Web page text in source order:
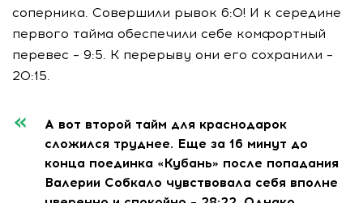
соперника. Совершили рывок 6:0! И к середине
первого тайма обеспечили себе комфортный
перевес – 9:5. К перерыву они его сохранили –
20:15.
А вот второй тайм для краснодарок
сложился труднее. Еще за 16 минут до
конца поединка «Кубань» после попадания
Валерии Собкало чувствовала себя вполне